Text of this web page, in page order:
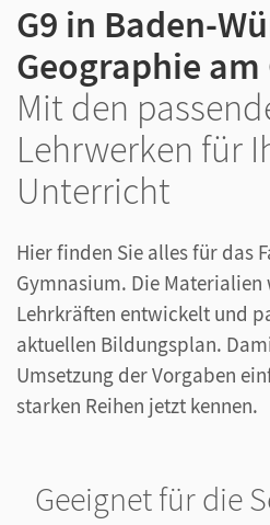
G9 in Baden-
Geographie
Mit den
Lehrwerken für
Unterricht
Hier finden Sie alles für das
Gymnasium. Die
Lehrkräften entwickelt und
aktuellen Bildungsplan.
Umsetzung der Vorgaben
starken Reihen jetzt kennen.
Geeignet für die